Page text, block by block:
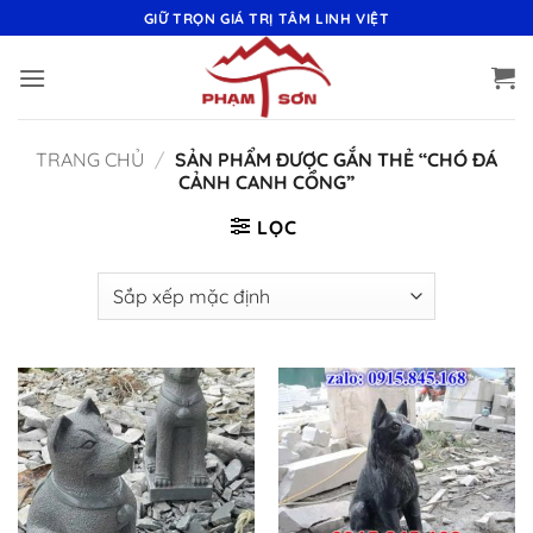
qua
nội
GIỮ TRỌN GIÁ TRỊ TÂM LINH VIỆT
TRANG CHỦ / SẢN PHẨM ĐƯỢC GẮN THẺ “CHÓ ĐÁ
CẢNH CANH CỔNG”
LỌC